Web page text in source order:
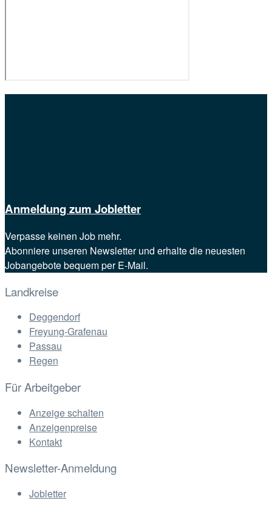
Anmeldung zum Jobletter
Verpasse keinen Job mehr.
Abonniere unseren Newsletter und erhalte die neuesten
Jobangebote bequem per E-Mail.
Landkreise
Deggendorf
Freyung-Grafenau
Passau
Regen
Für Arbeitgeber
Anzeige schalten
Anzeigenpreise
Kontakt
Newsletter-Anmeldung
Jobletter